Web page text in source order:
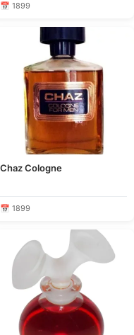
📅 1899
Chaz Cologne
📅 1899